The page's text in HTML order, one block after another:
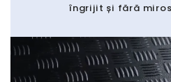
îngrijit și fără